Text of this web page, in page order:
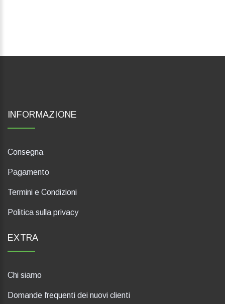
INFORMAZIONE
Consegna
Pagamento
Termini e Condizioni
Politica sulla privacy
EXTRA
Chi siamo
Domande frequenti dei nuovi clienti